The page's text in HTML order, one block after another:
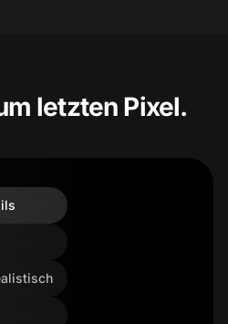
letzten Pixel.